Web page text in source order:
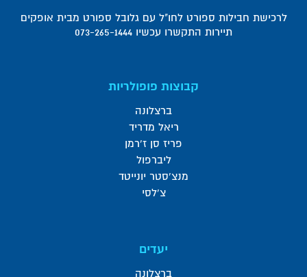
לרכישת חבילות ספורט לחו"ל עם גלובל ספורט מבית אופקים
תיירות התקשרו עכשיו 073-265-1444
קבוצות פופולריות
ברצלונה
ריאל מדריד
פריז סן ז'רמן
ליברפול
מנצ'סטר יונייטד
צ'לסי
יעדים
ברצלונה